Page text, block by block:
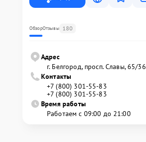
ОбзорОтзывы 180
Адрес
г. Белгород, просп. Славы, 65/36
Контакты
+7 (800) 301-55-83
+7 (800) 301-55-83
Время работы
Работаем с 09:00 до 21:00